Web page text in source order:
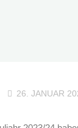
26. JANUAR